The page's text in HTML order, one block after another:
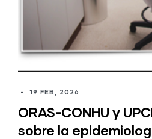
- 19 FEB, 2026
ORAS-CONHU y
sobre la